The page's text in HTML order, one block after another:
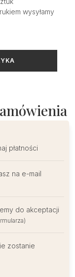
wysyłamy
płatności
na e-mail
do akceptacji
zostanie